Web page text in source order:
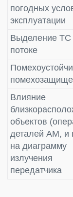
погодных
эксплуатации
Выделение ТС
потоке
Влияние
объектов
деталей АМ, и
на диаграмму
излучения
передатчика